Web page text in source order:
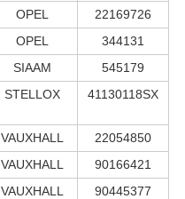
OPEL
22169726
OPEL
344131
SIAAM
545179
STELLOX 41130118SX
VAUXHALL
22054850
VAUXHALL
90166421
VAUXHALL
90445377